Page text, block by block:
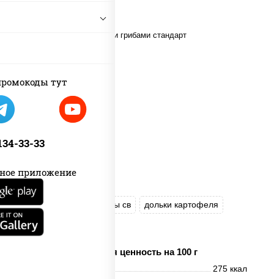
тут
33-33
приложение
говядина шампиньоны св дольки картофеля
соус "Чесночный"
Пищевая ценность на 100 г
275 ккал